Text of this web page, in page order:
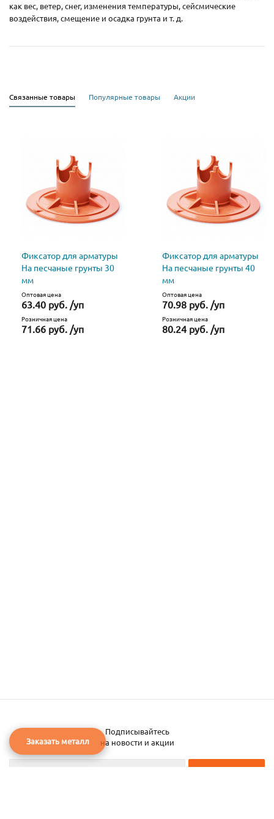
как вес, ветер, снег, изменения температуры, сейсмические
воздействия, смещение и осадка грунта и т. д.
Связанные товары Популярные товары Акции
Фиксатор для арматуры
На песчаные грунты 30
мм
Оптовая цена
63.40 руб. /уп
Розничная цена
71.66 руб. /уп
Фиксатор для арматуры
На песчаные грунты 40
мм
Оптовая цена
70.98 руб. /уп
Розничная цена
80.24 руб. /уп
Подписывайтесь
на новости и акции
Заказать металл